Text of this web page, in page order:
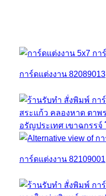
การ์ดแต่งงาน 82089013
การ์ดแต่งงาน 82109001